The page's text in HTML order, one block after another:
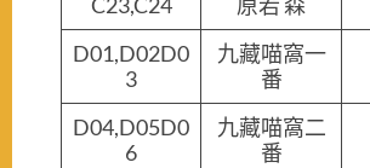
D01,D02D0
3
九藏喵窩一
番
D04,D05D0
6
九藏喵窩二
番